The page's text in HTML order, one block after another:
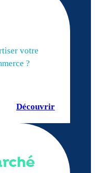
votre
?
Découvrir